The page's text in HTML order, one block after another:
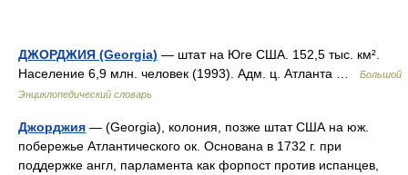
ДЖОРДЖИЯ (Georgia) — штат на Юге США. 152,5 тыс. км².
Население 6,9 млн. человек (1993). Адм. ц. Атланта …
Большой
Энциклопедический словарь
Джорджия — (Georgia), колония, позже штат США на юж.
побережье Атлантического ок. Основана в 1732 г. при
поддержке англ, парламента как форпост против испанцев,